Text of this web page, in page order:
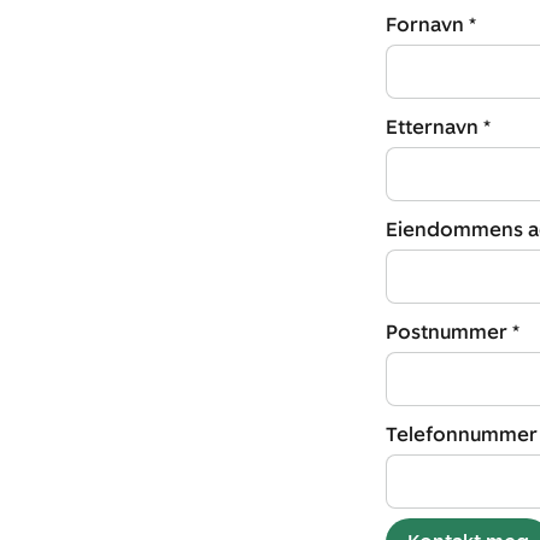
Fornavn *
Etternavn *
Eiendommens
Postnummer *
Telefonnummer